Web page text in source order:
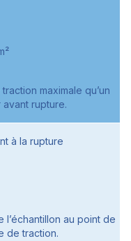
maximale qu’un
rupture.
à la rupture
l’échantillon au point de
de traction.